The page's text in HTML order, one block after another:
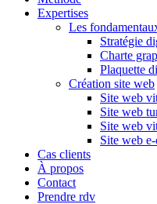
Expertises
Les
Stratégie
Charte
Plaquette
Création site web
Site web
Site web
Site web
Site web
Cas clients
À propos
Contact
Prendre rdv